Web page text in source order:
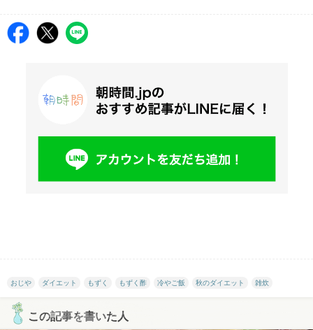
おじや ダイエット もずく もずく酢 冷やご飯 秋のダイエット 雑炊
この記事を書いた人